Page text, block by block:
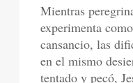
Mientras
experimenta
cansancio, las
en el mismo
tentado y pecó,